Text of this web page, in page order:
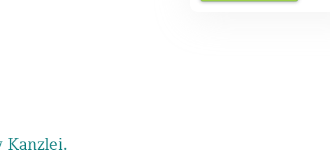
Kanzlei.